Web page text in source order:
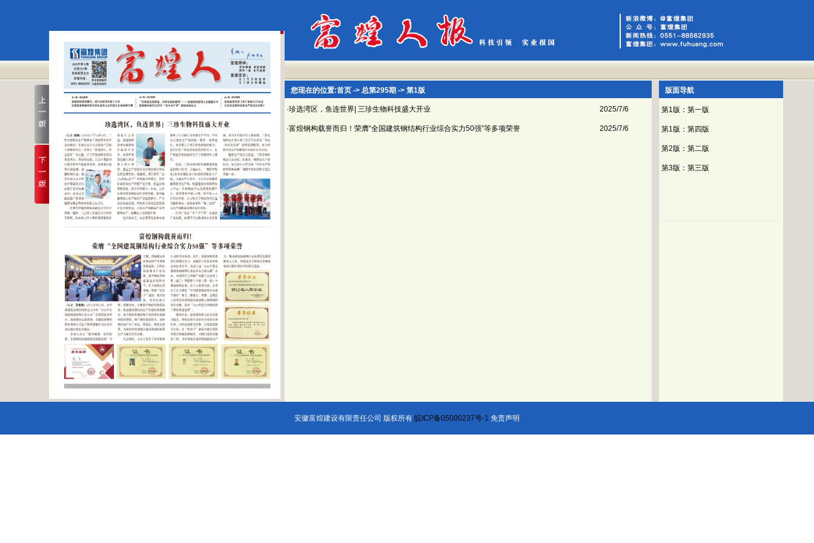
您现在的位置:首页 -> 总第295期 -> 第1版 版面导航
·珍选湾区，鱼连世界| 三珍生物科技盛大开业 2025/7/6
·富煌钢构载誉而归！荣膺“全国建筑钢结构行业综合实力50强”等多项荣誉 2025/7/6
第1版：第一版
第1版：第四版
第2版：第二版
第3版：第三版
安徽富煌建设有限责任公司 版权所有 皖ICP备05000237号-1 免责声明